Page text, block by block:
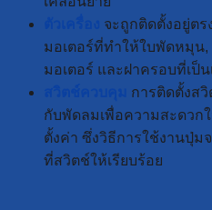
จะถูกติดตั้งอยู่ต
มอเตอร์ที่ทำให้ใบพัดหมุน
มอเตอร์ และฝาครอบที่เป็
การติดตั้งส
กับพัดลมเพื่อความสะดวก
ตั้งค่า ซึ่งวิธีการใช้งานปุ่ม
ที่สวิตช์ให้เรียบร้อย